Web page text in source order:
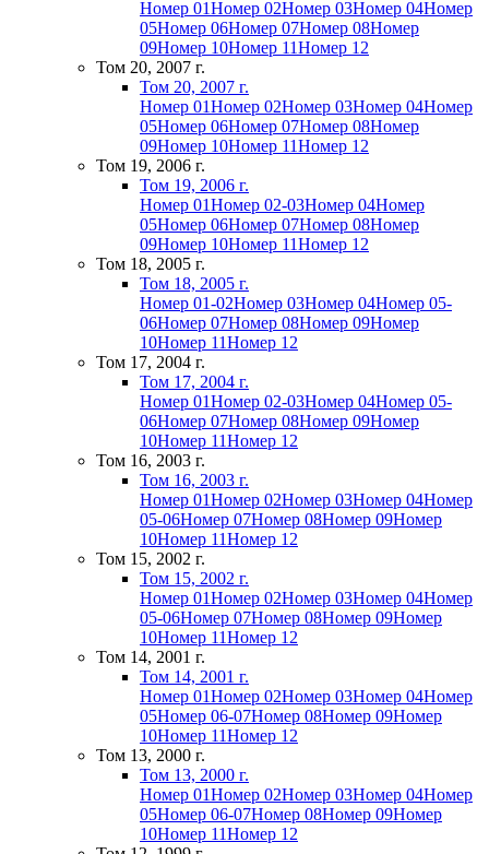
Номер 01Номер 02Номер 03Номер 04Номер
05Номер 06Номер 07Номер 08Номер
09Номер 10Номер 11Номер 12
Том 20, 2007 г.
Том 20, 2007 г.
Номер 01Номер 02Номер 03Номер 04Номер
05Номер 06Номер 07Номер 08Номер
09Номер 10Номер 11Номер 12
Том 19, 2006 г.
Том 19, 2006 г.
Номер 01Номер 02-03Номер 04Номер
05Номер 06Номер 07Номер 08Номер
09Номер 10Номер 11Номер 12
Том 18, 2005 г.
Том 18, 2005 г.
Номер 01-02Номер 03Номер 04Номер 05-
06Номер 07Номер 08Номер 09Номер
10Номер 11Номер 12
Том 17, 2004 г.
Том 17, 2004 г.
Номер 01Номер 02-03Номер 04Номер 05-
06Номер 07Номер 08Номер 09Номер
10Номер 11Номер 12
Том 16, 2003 г.
Том 16, 2003 г.
Номер 01Номер 02Номер 03Номер 04Номер
05-06Номер 07Номер 08Номер 09Номер
10Номер 11Номер 12
Том 15, 2002 г.
Том 15, 2002 г.
Номер 01Номер 02Номер 03Номер 04Номер
05-06Номер 07Номер 08Номер 09Номер
10Номер 11Номер 12
Том 14, 2001 г.
Том 14, 2001 г.
Номер 01Номер 02Номер 03Номер 04Номер
05Номер 06-07Номер 08Номер 09Номер
10Номер 11Номер 12
Том 13, 2000 г.
Том 13, 2000 г.
Номер 01Номер 02Номер 03Номер 04Номер
05Номер 06-07Номер 08Номер 09Номер
10Номер 11Номер 12